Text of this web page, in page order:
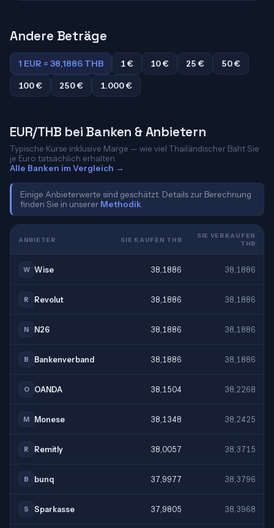
Andere Beträge
1 EUR = 38,1886 THB 1 € 10 € 25 €
50 €
100 €
250 € 1.000 €
EUR/THB bei Banken & Anbietern
Typische Kurse inklusive Marge — wie viel Thailändischer Baht Sie
je Euro tatsächlich erhalten.
Alle Banken im Vergleich →
Einige Anbieterwerte sind geschätzt. Details zur Berechnung
finden Sie in unserer Methodik
ANBIETER SIE KAUFEN THB
SIE VERKAUFEN
THB
W Wise 38,1886 38,1886
R Revolut 38,1886 38,1886
N N26 38,1886 38,1886
B Bankenverband 38,1886 38,1886
O OANDA 38,1504 38,2268
M Monese 38,1348 38,2425
R Remitly 38,0057 38,3715
B bunq 37,9977 38,3796
S Sparkasse 37,9805 38,3968